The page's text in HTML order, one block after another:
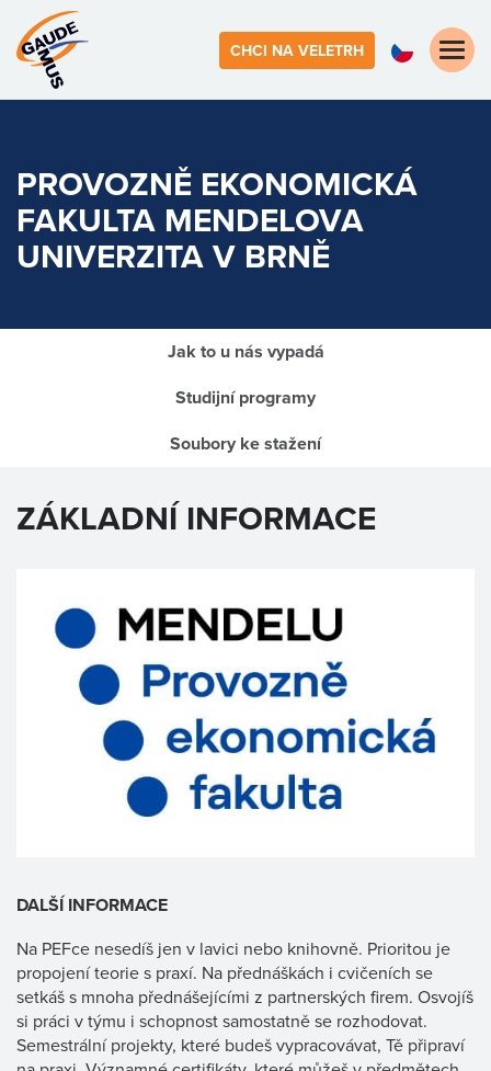
CHCI NA VELETRH
Toggle
PROVOZNĚ EKONOMICKÁ
FAKULTA MENDELOVA
UNIVERZITA V BRNĚ
Jak to u nás vypadá
Studijní programy
Soubory ke stažení
ZÁKLADNÍ INFORMACE
DALŠÍ INFORMACE
Na PEFce nesedíš jen v lavici nebo knihovně. Prioritou je
propojení teorie s praxí. Na přednáškách i cvičeních se
setkáš s mnoha přednášejícími z partnerských firem. Osvojíš
si práci v týmu i schopnost samostatně se rozhodovat.
Semestrální projekty, které budeš vypracovávat, Tě připraví